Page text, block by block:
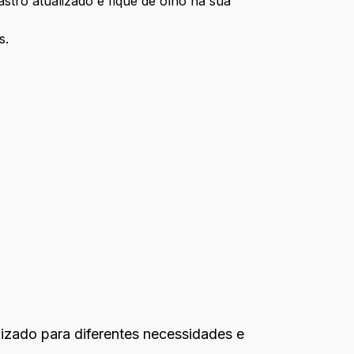
para diferentes necessidades e